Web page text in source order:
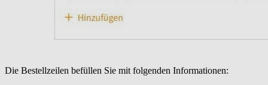
Die Bestellzeilen befüllen Sie mit folgenden Informationen: